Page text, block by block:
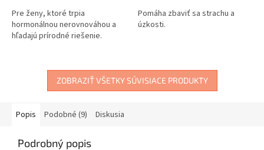
Pre ženy, ktoré trpia
hormonálnou nerovnováhou a
hľadajú prírodné riešenie.
Pomáha zbaviť sa strachu a
úzkosti.
ZOBRAZIŤ VŠETKY SÚVISIACE PRODUKTY
Popis Podobné (9) Diskusia
Podrobný popis